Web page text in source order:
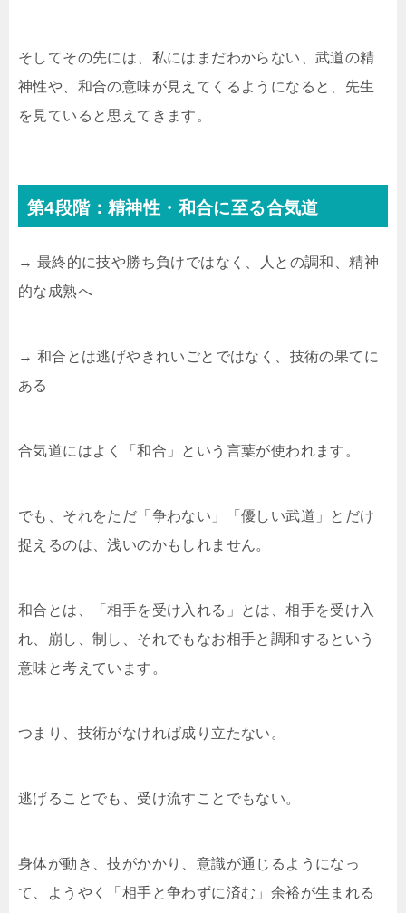
そしてその先には、私にはまだわからない、武道の精
神性や、和合の意味が見えてくるようになると、先生
を見ていると思えてきます。
第4段階：精神性・和合に至る合気道
→ 最終的に技や勝ち負けではなく、人との調和、精神
的な成熟へ
→ 和合とは逃げやきれいごとではなく、技術の果てに
ある
合気道にはよく「和合」という言葉が使われます。
でも、それをただ「争わない」「優しい武道」とだけ
捉えるのは、浅いのかもしれません。
和合とは、「相手を受け入れる」とは、相手を受け入
れ、崩し、制し、それでもなお相手と調和するという
意味と考えています。
つまり、技術がなければ成り立たない。
逃げることでも、受け流すことでもない。
身体が動き、技がかかり、意識が通じるようになっ
て、ようやく「相手と争わずに済む」余裕が生まれる